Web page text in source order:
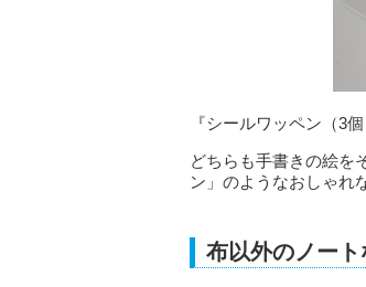
『シールワッペン（3
どちらも手書きの絵を
ン」のようなおしゃれ
布以外のノート